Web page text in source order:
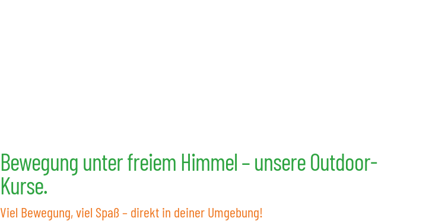
Bewegung unter freiem Himmel – unsere Outdoor-
Kurse.
Viel Bewegung, viel Spaß – direkt in deiner Umgebung!